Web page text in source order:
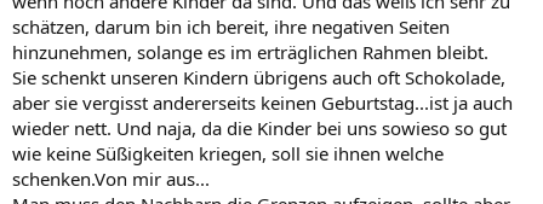
schätzen, darum bin ich bereit, ihre negativen Seiten
hinzunehmen, solange es im erträglichen Rahmen bleibt.
Sie schenkt unseren Kindern übrigens auch oft Schokolade,
aber sie vergisst andererseits keinen Geburtstag...ist ja auch
wieder nett. Und naja, da die Kinder bei uns sowieso so gut
wie keine Süßigkeiten kriegen, soll sie ihnen welche
schenken.Von mir aus...